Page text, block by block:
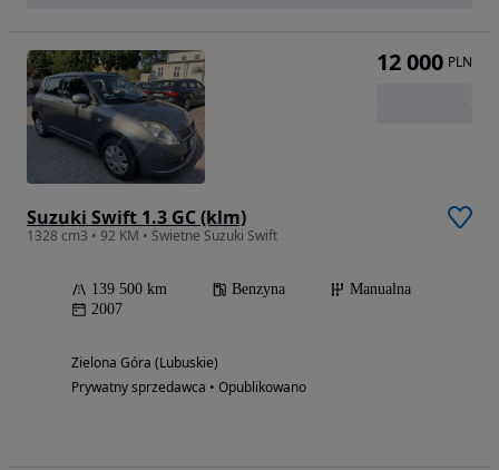
Suzuki Swift 1.3 GC (klm)
1328 cm3 • 92 KM • Świetne Suzuki Swift
139 500 km Benzyna
Manualna
2007
Zielona Góra (Lubuskie)
Prywatny sprzedawca • Opublikowano
12 000 PLN